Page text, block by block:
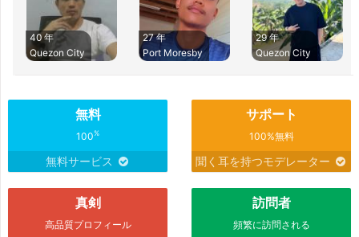
40 年
Quezon City
27 年
Port Moresby
29 年
Quezon City
無料
100%
無料サービス
サポート
100%無料
聞く耳を持つモデレーター
真剣
高品質プロフィール
訪問者
頻繁に訪問される